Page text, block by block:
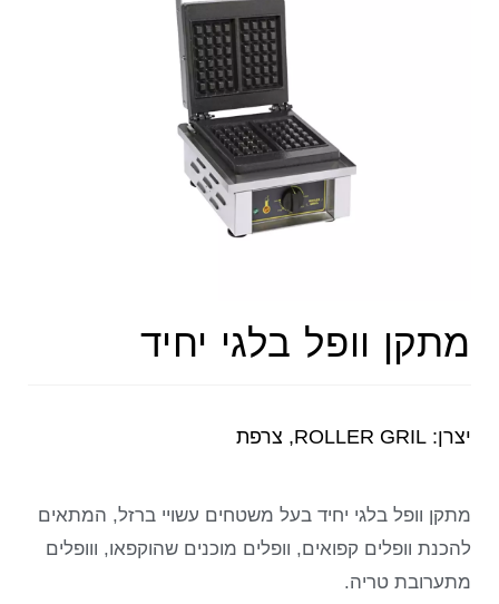
מתקן וופל בלגי יחיד
יצרן: ROLLER GRIL, צרפת
מתקן וופל בלגי יחיד בעל משטחים עשויי ברזל, המתאים
להכנת וופלים קפואים, וופלים מוכנים שהוקפאו, ווופלים
מתערובת טריה.